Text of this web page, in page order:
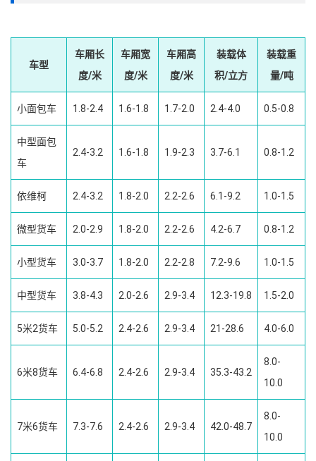
车型
车厢长
度/米
车厢宽
度/米
车厢高
度/米
装载体
积/立方
装载重
量/吨
小面包车 1.8-2.4 1.6-1.8 1.7-2.0 2.4-4.0 0.5-0.8
中型面包
车
2.4-3.2 1.6-1.8 1.9-2.3 3.7-6.1 0.8-1.2
依维柯 2.4-3.2 1.8-2.0 2.2-2.6 6.1-9.2 1.0-1.5
微型货车 2.0-2.9 1.8-2.0 2.2-2.6 4.2-6.7 0.8-1.2
小型货车 3.0-3.7 1.8-2.0 2.2-2.8 7.2-9.6 1.0-1.5
中型货车 3.8-4.3 2.0-2.6 2.9-3.4 12.3-19.8 1.5-2.0
5米2货车 5.0-5.2 2.4-2.6 2.9-3.4 21-28.6 4.0-6.0
6米8货车 6.4-6.8 2.4-2.6 2.9-3.4 35.3-43.2
8.0-
10.0
7米6货车 7.3-7.6 2.4-2.6 2.9-3.4 42.0-48.7
8.0-
10.0